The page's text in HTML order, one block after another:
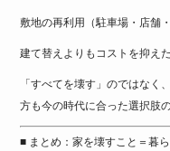
敷地の再利用（駐車場・店舗
建て替えよりもコストを抑え
「すべてを壊す」のではなく
方も今の時代に合った選択肢
■ まとめ：家を壊すこと＝暮